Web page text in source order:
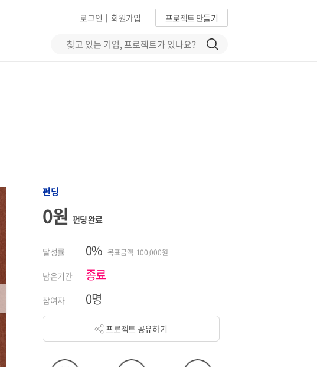
프로젝트 만들기
회원가입
|
로그인
펀딩
0원 펀딩 완료
달성률 0% 목표금액 100,000원
남은기간 종료
참여자 0명
프로젝트 공유하기